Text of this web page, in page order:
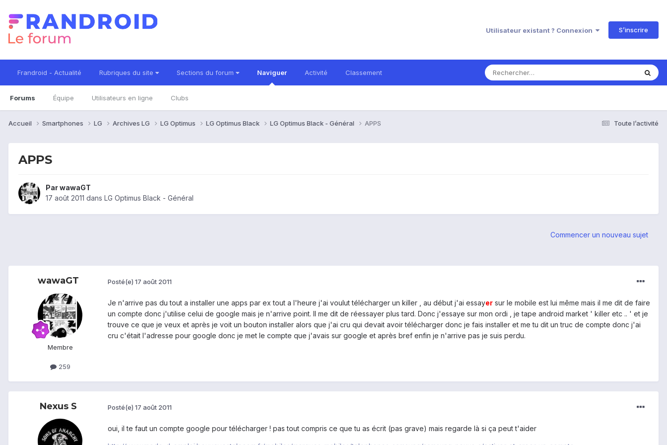
Utilisateur existant ? Connexion S’inscrire
Frandroid - Actualité Rubriques du site Sections du forum Naviguer
Forums Équipe Utilisateurs en ligne Clubs
Activité Classement
Toute l’activité
Accueil Smartphones LG Archives LG LG Optimus LG Optimus Black LG Optimus Black - Général APPS
APPS
ParwawaGT
17 août 2011 dans LG Optimus Black - Général
Commencer un nouveau sujet
wawaGT
Membre
259
Posté(e) 17 août 2011
Je n'arrive pas du tout a installer une apps par ex tout a l'heure j'ai voulut télécharger un killer , au début j'ai essayer sur le mobile est lui même mais il me dit de faire
un compte donc j'utilise celui de google mais je n'arrive point. Il me dit de réessayer plus tard. Donc j'essaye sur mon ordi , je tape android market ' killer etc .. ' et je
trouve ce que je veux et après je voit un bouton installer alors que j'ai cru qui devait avoir télécharger donc je fais installer et me tu dit un truc de compte donc j'ai
cru c'était l'adresse pour google donc je met le compte que j'avais sur google et après bref enfin je n'arrive pas je suis perdu.
Nexus S Posté(e) 17 août 2011
oui, il te faut un compte google pour télécharger ! pas tout compris ce que tu as écrit (pas grave) mais regarde là si ça peut t'aider